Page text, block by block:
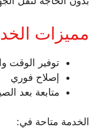
مميزات
توفير الوقت
إصلاح فوري
متابعة بعد
الخدمة متاحة في: